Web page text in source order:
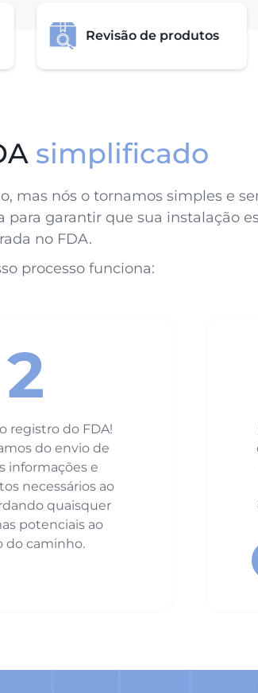
Revisão de produtos
simplificado
mas nós o tornamos simples e
para garantir que sua instalação
no FDA.
processo funciona:
2
registro do FDA!
do envio de
informações e
necessários ao
quaisquer
potenciais ao
do caminho.